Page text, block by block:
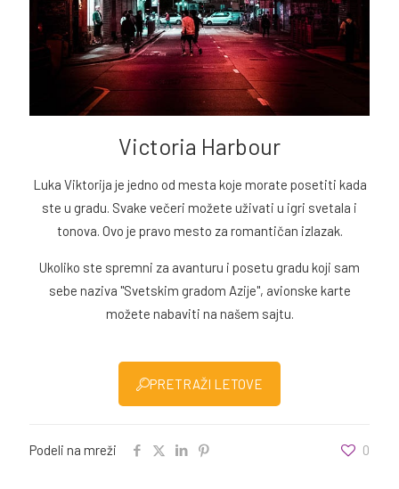
Victoria Harbour
Luka Viktorija je jedno od mesta koje morate posetiti kada
ste u gradu. Svake večeri možete uživati u igri svetala i
tonova. Ovo je pravo mesto za romantičan izlazak.
Ukoliko ste spremni za avanturu i posetu gradu koji sam
sebe naziva "Svetskim gradom Azije", avionske karte
možete nabaviti na našem sajtu.
PRETRAŽI LETOVE
Podeli na mreži 0